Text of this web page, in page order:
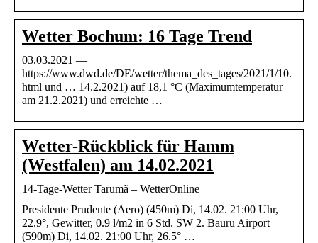
Wetter Bochum: 16 Tage Trend
03.03.2021 —
https://www.dwd.de/DE/wetter/thema_des_tages/2021/1/10.
html und … 14.2.2021) auf 18,1 °C (Maximumtemperatur
am 21.2.2021) und erreichte …
Wetter-Rückblick für Hamm
(Westfalen) am 14.02.2021
14-Tage-Wetter Tarumã – WetterOnline
Presidente Prudente (Aero) (450m) Di, 14.02. 21:00 Uhr,
22.9°, Gewitter, 0.9 l/m2 in 6 Std. SW 2. Bauru Airport
(590m) Di, 14.02. 21:00 Uhr, 26.5° …